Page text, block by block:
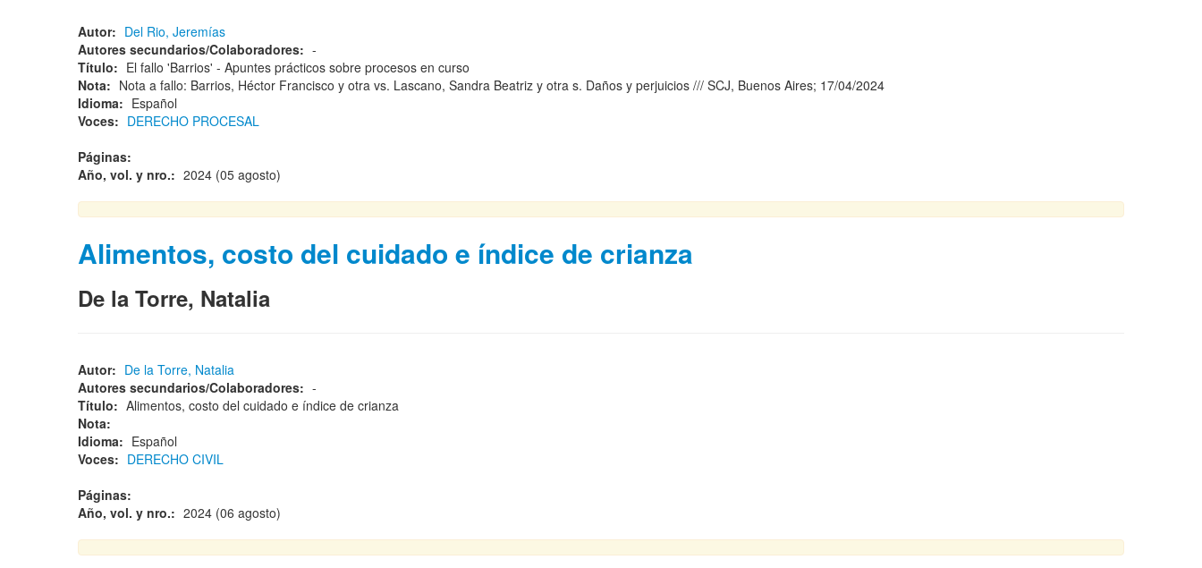
Autor: Del Rio, Jeremías
Autores secundarios/Colaboradores: -
Título: El fallo 'Barrios' - Apuntes prácticos sobre procesos en curso
Nota: Nota a fallo: Barrios, Héctor Francisco y otra vs. Lascano, Sandra Beatriz y otra s. Daños y perjuicios /// SCJ, Buenos Aires; 17/04/2024
Idioma: Español
Voces: DERECHO PROCESAL
Páginas:
Año, vol. y nro.: 2024 (05 agosto)
Alimentos, costo del cuidado e índice de crianza
De la Torre, Natalia
Autor: De la Torre, Natalia
Autores secundarios/Colaboradores: -
Título: Alimentos, costo del cuidado e índice de crianza
Nota:
Idioma: Español
Voces: DERECHO CIVIL
Páginas:
Año, vol. y nro.: 2024 (06 agosto)